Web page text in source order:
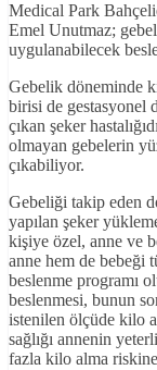
Medical Park
Emel Unutmaz;
uygulanabilecek
Gebelik döneminde
birisi de gestasyonel
çıkan şeker
olmayan gebelerin
çıkabiliyor.
Gebeliği takip eden
yapılan şeker
kişiye özel, anne ve
anne hem de bebeği
beslenme programı
beslenmesi, bunun
istenilen ölçüde kilo
sağlığı annenin
fazla kilo alma